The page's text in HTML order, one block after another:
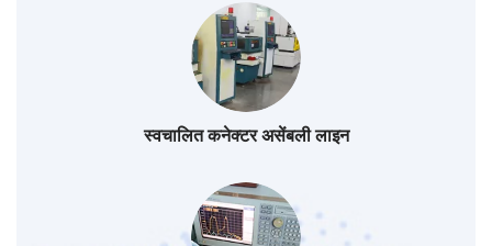
स्वचालित कनेक्टर असेंबली लाइन